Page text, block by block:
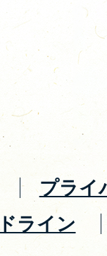
プライ
ライン